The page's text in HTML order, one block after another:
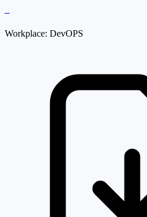
Workplace: DevOPS